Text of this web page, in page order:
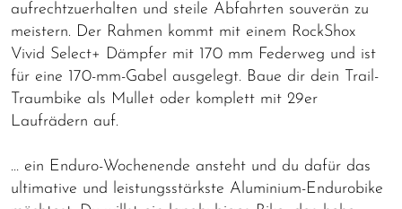
aufrechtzuerhalten und steile Abfahrten souverän zu
meistern. Der Rahmen kommt mit einem RockShox
Vivid Select+ Dämpfer mit 170 mm Federweg und ist
für eine 170-mm-Gabel ausgelegt. Baue dir dein Trail-
Traumbike als Mullet oder komplett mit 29er
Laufrädern auf.
… ein Enduro-Wochenende ansteht und du dafür das
ultimative und leistungsstärkste Aluminium-Endurobike